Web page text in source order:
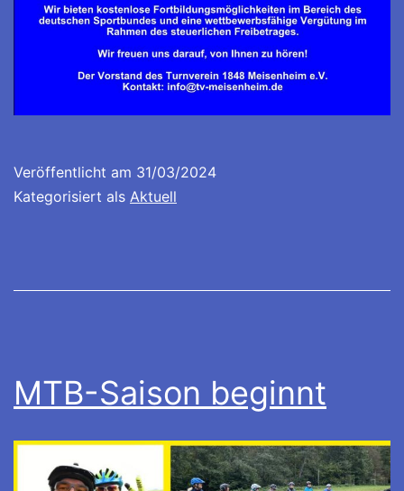
Veröffentlicht am 31/03/2024
Kategorisiert als Aktuell
MTB-Saison beginnt